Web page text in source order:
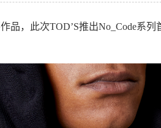
品，此次TOD’S推出No_Code系